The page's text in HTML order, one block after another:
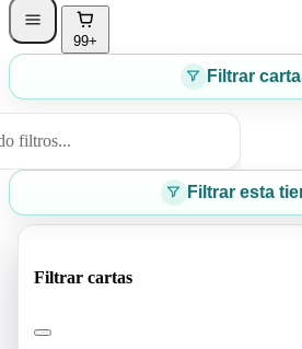
99+
Filtrar
filtros...
Filtrar esta
Filtrar cartas